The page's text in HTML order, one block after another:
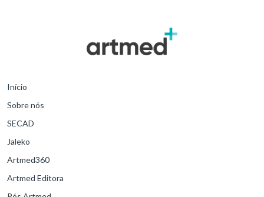
Início
Sobre nós
SECAD
Jaleko
Artmed360
Artmed Editora